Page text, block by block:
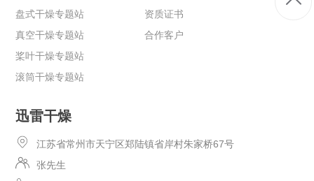
盘式干燥专题站
真空干燥专题站
桨叶干燥专题站
滚筒干燥专题站
资质证书
合作客户
迅雷干燥
江苏省常州市天宁区郑陆镇省岸村朱家桥67号
张先生